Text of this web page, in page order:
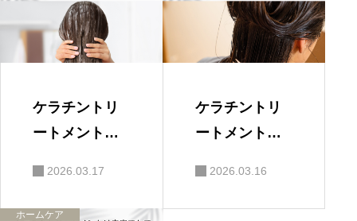
ケラチントリ
ートメントは
解説
2026.03.17
ケラチントリ
ートメントを
が解説
2026.03.16
ホームケア